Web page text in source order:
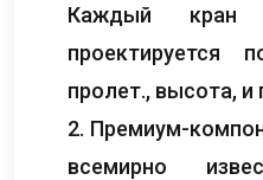
Каждый кран
проектируется
пролет., высота, и
2. Премиум-
всемирно